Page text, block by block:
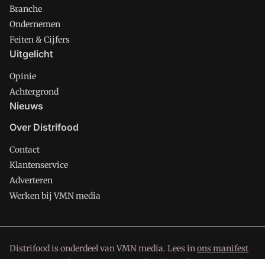
Branche
Ondernemen
Feiten & Cijfers
Uitgelicht
Opinie
Achtergrond
Nieuws
Over Distrifood
Contact
Klantenservice
Adverteren
Werken bij VMN media
Distrifood is onderdeel van VMN media. Lees inons manifest